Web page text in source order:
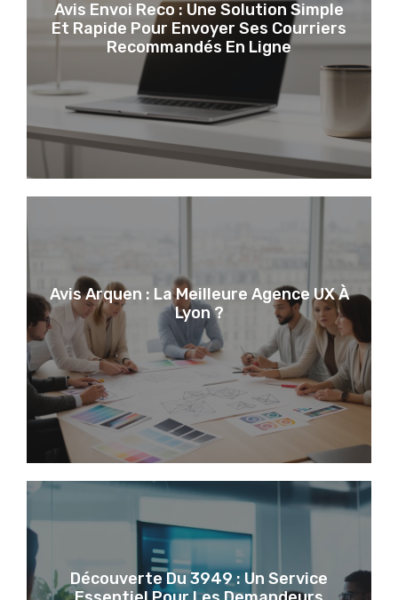
Avis Envoi Reco : Une Solution Simple
Et Rapide Pour Envoyer Ses Courriers
Recommandés En Ligne
Avis Arquen : La Meilleure Agence UX À
Lyon ?
Découverte Du 3949 : Un Service